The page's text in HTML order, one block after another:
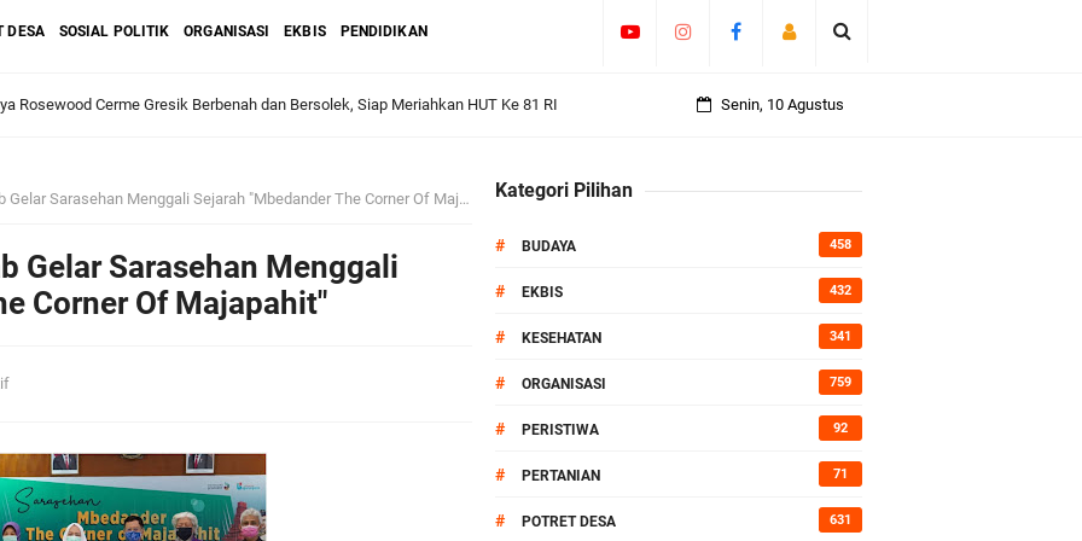
DESA SOSIAL POLITIK ORGANISASI EKBIS PENDIDIKAN
Rosewood Cerme Gresik Berbenah dan Bersolek, Siap Meriahkan HUT Ke 81 RI
Strategi Semester II 2026, Fokus pada Penguatan SDM Amil dan Kolaborasi
Bantuan Alat Bantu Jalan untuk Lansia
siap Digelar, Ajang Strategis Cetak Atlet Menuju Porprov Jatim 2027
Senin, 10 Agustus
Sarasehan Menggali Sejarah "Mbedander The Corner Of Majapahit"
Gelar Sarasehan Menggali
Corner Of Majapahit"
Kategori Pilihan
# BUDAYA 458
# EKBIS 432
# KESEHATAN 341
# ORGANISASI 759
# PERISTIWA 92
# PERTANIAN 71
# POTRET DESA 631